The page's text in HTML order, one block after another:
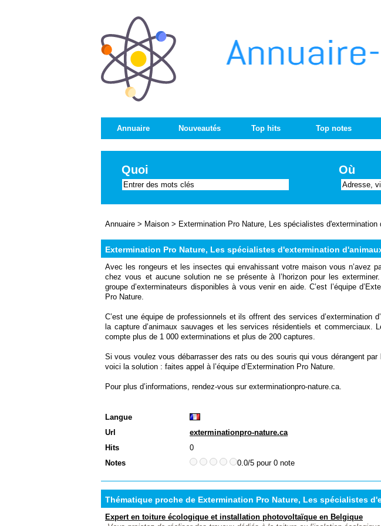
Annuaire Nouveautés Top hits Top notes
Quoi Où
Annuaire > Maison > Extermination Pro Nature, Les spécialistes d'extermination
Extermination Pro Nature, Les spécialistes d'extermination
Avec les rongeurs et les insectes qui envahissant votre maison vous n’avez
chez vous et aucune solution ne se présente à l’horizon pour les
groupe d’exterminateurs disponibles à vous venir en aide. C’est l’équipe
Pro Nature.
C’est une équipe de professionnels et ils offrent des services d’extermination
la capture d’animaux sauvages et les services résidentiels et commerciaux.
compte plus de 1 000 exterminations et plus de 200 captures.
Si vous voulez vous débarrasser des rats ou des souris qui vous dérangent par
voici la solution : faites appel à l’équipe d’Extermination Pro Nature.
Pour plus d’informations, rendez-vous sur exterminationpro-nature.ca.
Langue
Url
exterminationpro-nature.ca
Hits
0
Notes
0.0/5 pour 0 note
Thématique proche de Extermination Pro Nature, Les spécialistes
Expert en toiture écologique et installation photovoltaïque en Belgique